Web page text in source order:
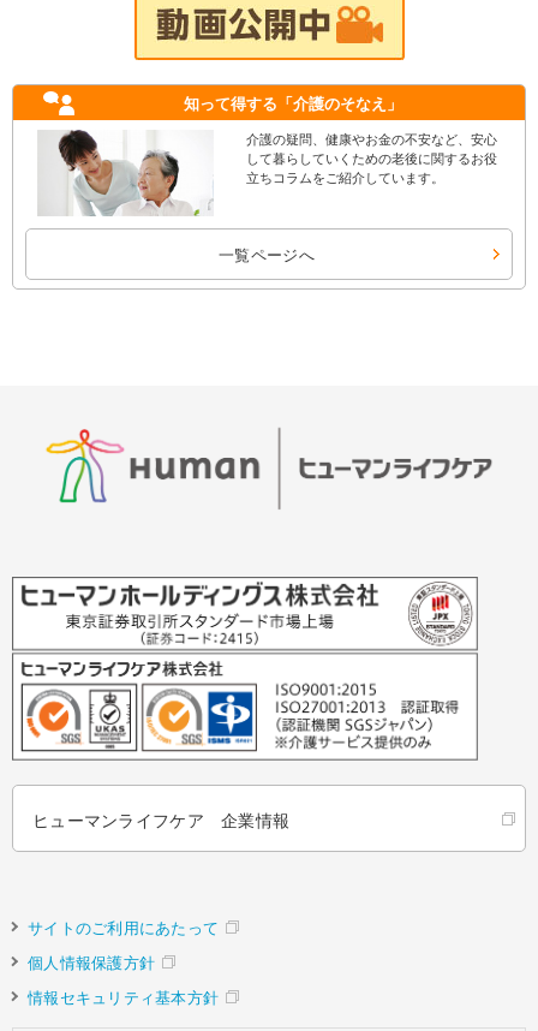
知って得する 「介護のそなえ」
介護の疑問、健康やお金の不安など、安心
して暮らしていくための老後に関するお役
立ちコラムをご紹介しています。
一覧ページへ
ヒューマンライフケア 企業情報
サイトのご利用にあたって
個人情報保護方針
情報セキュリティ基本方針